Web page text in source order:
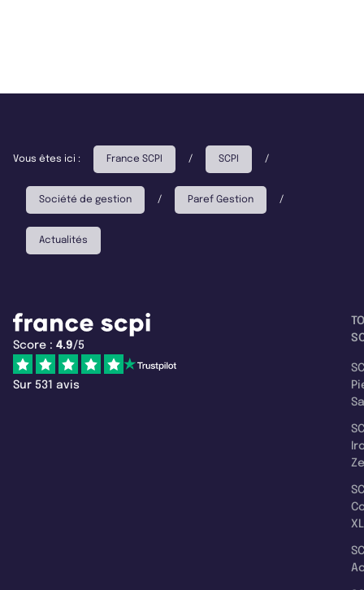
Vous êtes ici : France SCPI / SCPI /
Société de gestion / Paref Gestion /
Actualités
Score : 4.9/5
Sur 531 avis
XL